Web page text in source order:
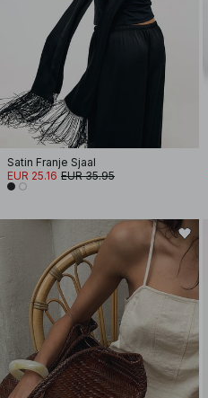
Satin Franje Sjaal
EUR 25.16 EUR 35.95